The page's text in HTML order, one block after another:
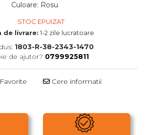
Culoare: Rosu
STOC EPUIZAT
de livrare: 1-2 zile lucratoare
1803-R-38-2343-1470
de ajutor? 0799925811
Cere informatii